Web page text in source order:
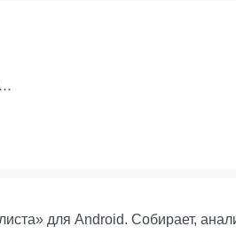
для Android. Собирает,